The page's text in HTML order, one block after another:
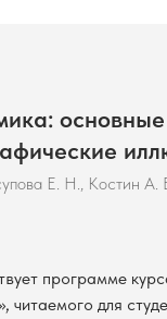
Е. Н., Костин А.
программе
читаемого для